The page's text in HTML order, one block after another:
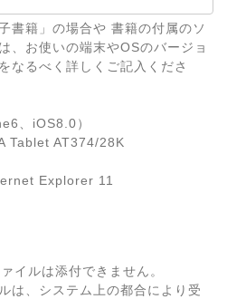
書籍」の場合や 書籍の付属のソ
、お使いの端末やOSのバージョ
なるべく詳しくご記入くださ
、iOS8.0）
Tablet AT374/28K
Explorer 11
イルは添付できません。
は、システム上の都合により受